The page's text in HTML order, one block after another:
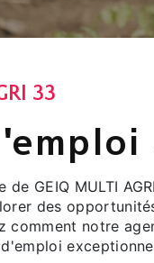
33
de GEIQ MULTI
des
comment notre